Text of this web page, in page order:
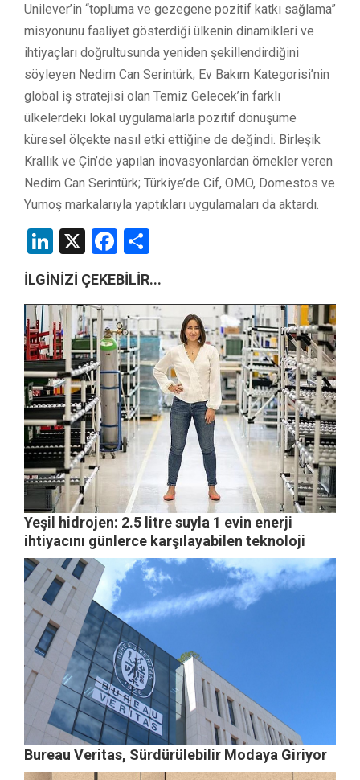
Unilever’in “topluma ve gezegene pozitif katkı sağlama”
misyonunu faaliyet gösterdiği ülkenin dinamikleri ve
ihtiyaçları doğrultusunda yeniden şekillendirdiğini
söyleyen Nedim Can Serintürk; Ev Bakım Kategorisi’nin
global iş stratejisi olan Temiz Gelecek’in farklı
ülkelerdeki lokal uygulamalarla pozitif dönüşüme
küresel ölçekte nasıl etki ettiğine de değindi. Birleşik
Krallık ve Çin’de yapılan inovasyonlardan örnekler veren
Nedim Can Serintürk; Türkiye’de Cif, OMO, Domestos ve
Yumoş markalarıyla yaptıkları uygulamaları da aktardı.
LinkedIn
X Facebook
İLGİNİZİ ÇEKEBİLİR...
Yeşil hidrojen: 2.5 litre suyla 1 evin enerji
ihtiyacını günlerce karşılayabilen teknoloji
Bureau Veritas, Sürdürülebilir Modaya Giriyor